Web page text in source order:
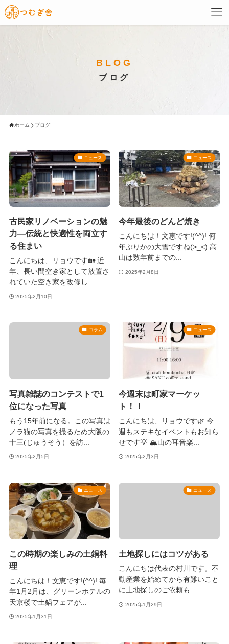
BLOG
ブログ
ホーム ブログ
ニュース
古民家リノベーションの魅
力—伝統と快適性を両立す
る住まい
こんにちは、リョウです🏡 近
年、長い間空き家として放置さ
れていた空き家を改修し...
2025年2月10日
ニュース
今年最後のどんど焼き
こんにちは！文恵です!(^^)! 何
年ぶりかの大雪ですね(>_<) 高
山は数年前までの...
2025年2月8日
コラム
写真雑誌のコンテストで1
位になった写真
もう15年前になる。この写真は
ノラ猫の写真を撮るため大阪の
十三(じゅうそう）を訪...
2025年2月5日
ニュース
今週末は町家マーケッ
ト！！
こんにちは、リョウです🌿 今
週もステキなイベントもお知ら
せです💡 🏔️山の耳音楽...
2025年2月3日
ニュース
この時期の楽しみの土鍋料
理
こんにちは！文恵です!(^^)! 毎
年1月2月は、グリーンホテルの
天京楼で土鍋フェアが...
2025年1月31日
ニュース
土地探しにはコツがある
こんにちは代表の村川です。不
動産業を始めてから有難いこと
に土地探しのご依頼も...
2025年1月29日